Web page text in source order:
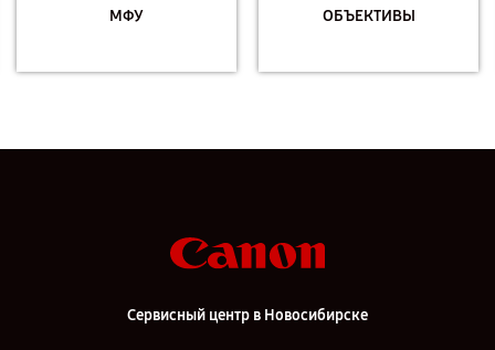
МФУ ОБЪЕКТИВЫ
Сервисный центр в Новосибирске